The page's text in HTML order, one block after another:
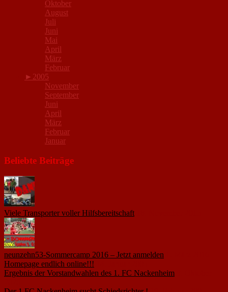
Oktober
August
Juli
Juni
Mai
April
März
Februar
► 2005
November
September
Juni
April
März
Februar
Januar
Beliebte Beiträge
Viele Transporter voller Hilfsbereitschaft
neunzehn53-Sommercamp 2016 – Jetzt anmelden
Homepage endlich online!!!
Ergebnis der Vorstandwahlen des 1. FC Nackenheim